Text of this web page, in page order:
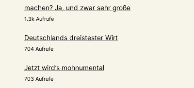
machen? Ja, und zwar sehr große
1.3k Aufrufe
Deutschlands dreistester Wirt
704 Aufrufe
Jetzt wird’s mohnumental
703 Aufrufe